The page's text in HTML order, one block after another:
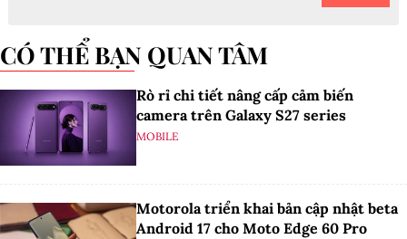
CÓ THỂ BẠN QUAN TÂM
Rò rỉ chi tiết nâng cấp cảm biến
camera trên Galaxy S27 series
MOBILE
Motorola triển khai bản cập nhật beta
Android 17 cho Moto Edge 60 Pro